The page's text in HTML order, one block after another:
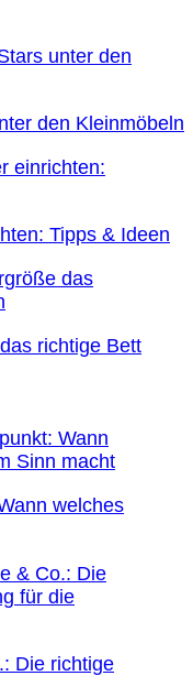
den Kleinmöbeln
Tipps & Ideen
richtige Bett
welches
Die richtige